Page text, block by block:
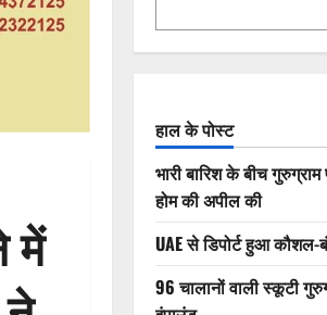
में
हाल के पोस्ट
भारी बारिश के बीच
होम की अपील की
UAE से डिपोर्ट हुआ कौशल-
96 चालानों वाली स्कूटी